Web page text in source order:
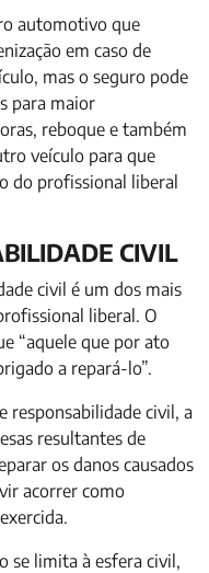
automotivo que
em caso de
mas o seguro pode
para maior
reboque e também
veículo para que
do profissional liberal
CIVIL
civil é um dos mais
liberal. O
“aquele que por ato
a repará-lo”.
responsabilidade civil, a
resultantes de
os danos causados
acorrer como
se limita à esfera civil,